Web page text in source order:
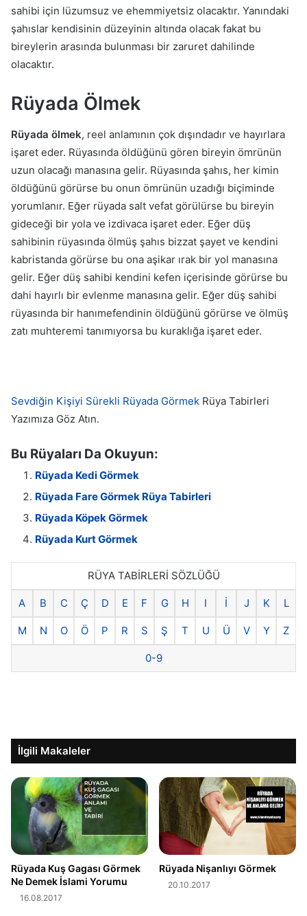
sahibi için lüzumsuz ve ehemmiyetsiz olacaktır. Yanındaki
şahıslar kendisinin düzeyinin altında olacak fakat bu
bireylerin arasında bulunması bir zaruret dahilinde
olacaktır.
Rüyada Ölmek
Rüyada ölmek, reel anlamının çok dışındadır ve hayırlara
işaret eder. Rüyasında öldüğünü gören bireyin ömrünün
uzun olacağı manasına gelir. Rüyasında şahıs, her kimin
öldüğünü görürse bu onun ömrünün uzadığı biçiminde
yorumlanır. Eğer rüyada salt vefat görülürse bu bireyin
gideceği bir yola ve izdivaca işaret eder. Eğer düş
sahibinin rüyasında ölmüş şahıs bizzat şayet ve kendini
kabristanda görürse bu ona aşikar ırak bir yol manasına
gelir. Eğer düş sahibi kendini kefen içerisinde görürse bu
dahi hayırlı bir evlenme manasına gelir. Eğer düş sahibi
rüyasında bir hanımefendinin öldüğünü görürse ve ölmüş
zatı muhteremi tanımıyorsa bu kuraklığa işaret eder.
Sevdiğin Kişiyi Sürekli Rüyada Görmek Rüya Tabirleri
Yazımıza Göz Atın.
Bu Rüyaları Da Okuyun:
Rüyada Kedi Görmek
Rüyada Fare Görmek Rüya Tabirleri
Rüyada Köpek Görmek
Rüyada Kurt Görmek
RÜYA TABİRLERİ SÖZLÜĞÜ
A B C Ç D E F G H I İ J K L
M N O Ö P R S Ş T U Ü V Y Z
0-9
İlgili Makaleler
Rüyada Kuş Gagası Görmek
Ne Demek İslami Yorumu
16.08.2017
Rüyada Nişanlıyı Görmek
20.10.2017